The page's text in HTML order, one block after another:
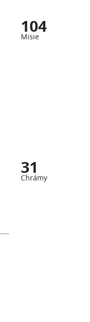
104
Misie
31
Chrámy